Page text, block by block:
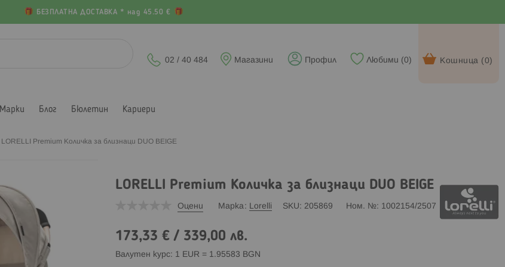
БЕЗПЛАТНА ДОСТАВКА * над 45.50 €
Кошница (0)
Любими (0)
Профил
Магазини
02 / 40 484
Марки Блог Бюлетин Кариери
LORELLI Premium Количка за близнаци DUO BEIGE
LORELLI Premium Количка за близнаци DUO BEIGE
Оцени Марка Lorelli SKU 205869 Ном. № 1002154/2507
173,33 €/ 339,00 лв.
Валутен курс: 1 EUR = 1.95583 BGN